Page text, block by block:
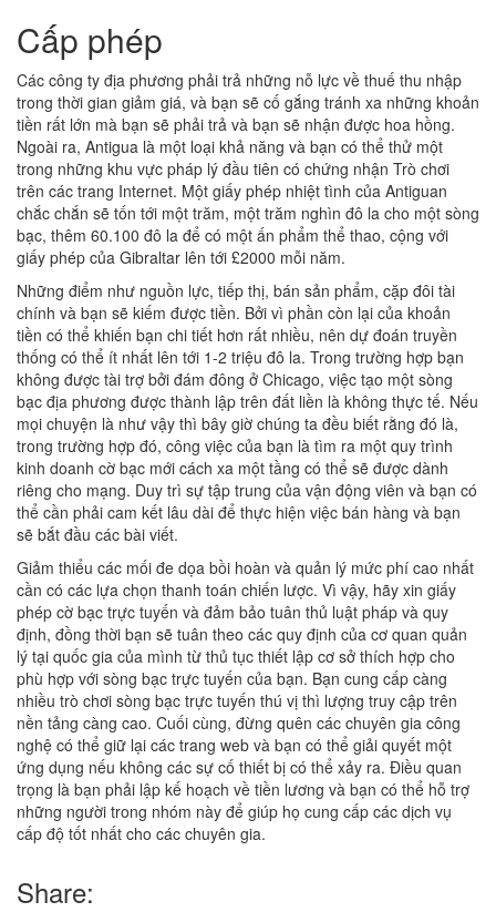
Cấp phép
Các công ty địa phương phải trả những nỗ lực về thuế thu nhập
trong thời gian giảm giá, và bạn sẽ cố gắng tránh xa những khoản
tiền rất lớn mà bạn sẽ phải trả và bạn sẽ nhận được hoa hồng.
Ngoài ra, Antigua là một loại khả năng và bạn có thể thử một
trong những khu vực pháp lý đầu tiên có chứng nhận Trò chơi
trên các trang Internet. Một giấy phép nhiệt tình của Antiguan
chắc chắn sẽ tốn tới một trăm, một trăm nghìn đô la cho một sòng
bạc, thêm 60.100 đô la để có một ấn phẩm thể thao, cộng với
giấy phép của Gibraltar lên tới £2000 mỗi năm.
Những điểm như nguồn lực, tiếp thị, bán sản phẩm, cặp đôi tài
chính và bạn sẽ kiếm được tiền. Bởi vì phần còn lại của khoản
tiền có thể khiến bạn chi tiết hơn rất nhiều, nên dự đoán truyền
thống có thể ít nhất lên tới 1-2 triệu đô la. Trong trường hợp bạn
không được tài trợ bởi đám đông ở Chicago, việc tạo một sòng
bạc địa phương được thành lập trên đất liền là không thực tế. Nếu
mọi chuyện là như vậy thì bây giờ chúng ta đều biết rằng đó là,
trong trường hợp đó, công việc của bạn là tìm ra một quy trình
kinh doanh cờ bạc mới cách xa một tầng có thể sẽ được dành
riêng cho mạng. Duy trì sự tập trung của vận động viên và bạn có
thể cần phải cam kết lâu dài để thực hiện việc bán hàng và bạn
sẽ bắt đầu các bài viết.
Giảm thiểu các mối đe dọa bồi hoàn và quản lý mức phí cao nhất
cần có các lựa chọn thanh toán chiến lược. Vì vậy, hãy xin giấy
phép cờ bạc trực tuyến và đảm bảo tuân thủ luật pháp và quy
định, đồng thời bạn sẽ tuân theo các quy định của cơ quan quản
lý tại quốc gia của mình từ thủ tục thiết lập cơ sở thích hợp cho
phù hợp với sòng bạc trực tuyến của bạn. Bạn cung cấp càng
nhiều trò chơi sòng bạc trực tuyến thú vị thì lượng truy cập trên
nền tảng càng cao. Cuối cùng, đừng quên các chuyên gia công
nghệ có thể giữ lại các trang web và bạn có thể giải quyết một
ứng dụng nếu không các sự cố thiết bị có thể xảy ra. Điều quan
trọng là bạn phải lập kế hoạch về tiền lương và bạn có thể hỗ trợ
những người trong nhóm này để giúp họ cung cấp các dịch vụ
cấp độ tốt nhất cho các chuyên gia.
Share: